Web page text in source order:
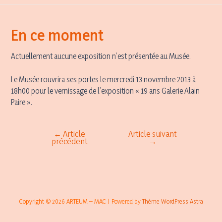
En ce moment
Actuellement aucune exposition n’est présentée au Musée.
Le Musée rouvrira ses portes le mercredi 13 novembre 2013 à
18h00 pour le vernissage de l’exposition « 19 ans Galerie Alain
Paire ».
Navigation
← Article
précédent
Article suivant
→
Copyright © 2026 ARTEUM – MAC | Powered byThème WordPress Astra